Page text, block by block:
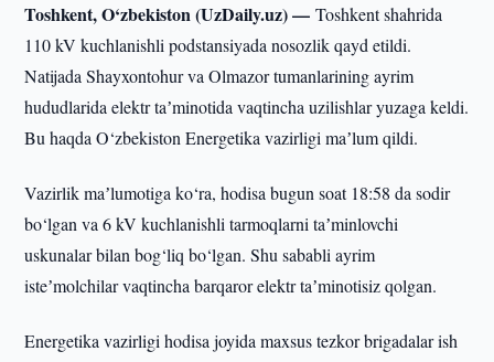
Toshkent, O‘zbekiston (UzDaily.uz) —Toshkent shahrida
110 kV kuchlanishli podstansiyada nosozlik qayd etildi.
Natijada Shayxontohur va Olmazor tumanlarining ayrim
hududlarida elektr taʼminotida vaqtincha uzilishlar yuzaga keldi.
Bu haqda O‘zbekiston Energetika vazirligi maʼlum qildi.
Vazirlik maʼlumotiga ko‘ra, hodisa bugun soat 18:58 da sodir
bo‘lgan va 6 kV kuchlanishli tarmoqlarni taʼminlovchi
uskunalar bilan bog‘liq bo‘lgan. Shu sababli ayrim
isteʼmolchilar vaqtincha barqaror elektr taʼminotisiz qolgan.
Energetika vazirligi hodisa joyida maxsus tezkor brigadalar ish